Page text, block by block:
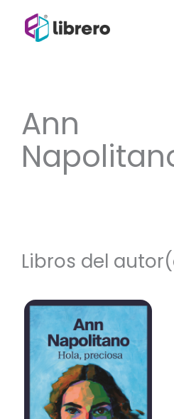
Ann
Libros del